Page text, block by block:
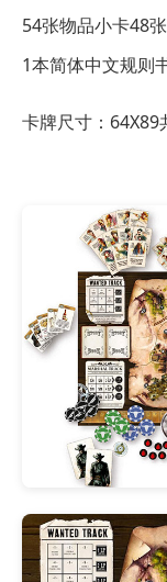
54张物品小卡48
1本简体中文规则
卡牌尺寸：64X89